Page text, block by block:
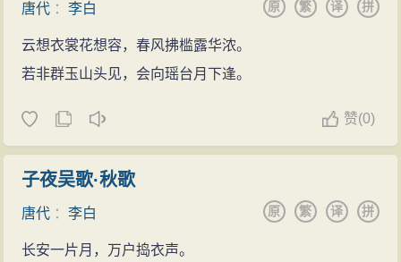
唐代 ：李白 拼
译
繁
原
云想衣裳花想容，春风拂槛露华浓。
若非群玉山头见，会向瑶台月下逢。
赞(0)
子夜吴歌·秋歌
唐代 ：李白 拼
译
繁
原
长安一片月，万户捣衣声。